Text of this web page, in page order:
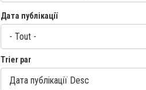
Дата публікації
Trier par